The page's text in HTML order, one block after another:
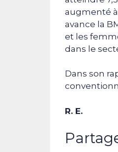
augmenté à
avance la
et les
dans le
Dans son
R. E.